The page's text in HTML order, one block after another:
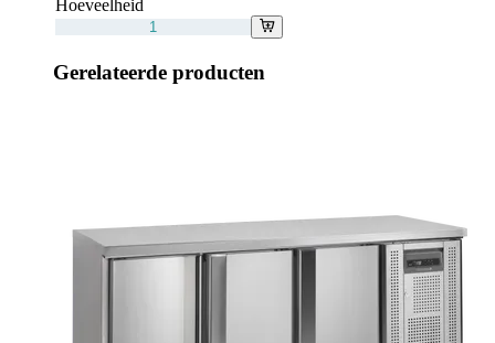
Hoeveelheid
Gerelateerde producten